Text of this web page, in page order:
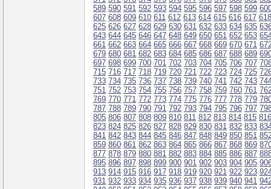
589 590 591 592 593 594 595 596 597 598 599
607 608 609 610 611 612 613 614 615 616 617 618
625 626 627 628 629 630 631 632 633 634 635
643 644 645 646 647 648 649 650 651 652 653
661 662 663 664 665 666 667 668 669 670 671
679 680 681 682 683 684 685 686 687 688 689
697 698 699 700 701 702 703 704 705 706 707
715 716 717 718 719 720 721 722 723 724 725
733 734 735 736 737 738 739 740 741 742 743
751 752 753 754 755 756 757 758 759 760 761
769 770 771 772 773 774 775 776 777 778 779
787 788 789 790 791 792 793 794 795 796 797
805 806 807 808 809 810 811 812 813 814 815 816
823 824 825 826 827 828 829 830 831 832 833
841 842 843 844 845 846 847 848 849 850 851
859 860 861 862 863 864 865 866 867 868 869
877 878 879 880 881 882 883 884 885 886 887
895 896 897 898 899 900 901 902 903 904 905
913 914 915 916 917 918 919 920 921 922 923
931 932 933 934 935 936 937 938 939 940 941